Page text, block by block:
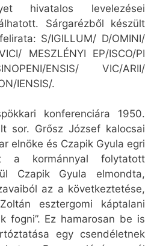
hivatalos levelezései
Sárgarézből készült
S/IGILLUM/ D/OMINI/
MESZLÉNYI EP/ISCO/PI
ENSIS/ VIC/ARII/
IENSIS/.
konferenciára 1950.
sor. Grősz József kalocsai
elnöke és Czapik Gyula egri
a kormánnyal folytatott
Czapik Gyula elmondta,
az a következtetése,
esztergomi káptalani
fogni”. Ez hamarosan be is
egy csendéletnek